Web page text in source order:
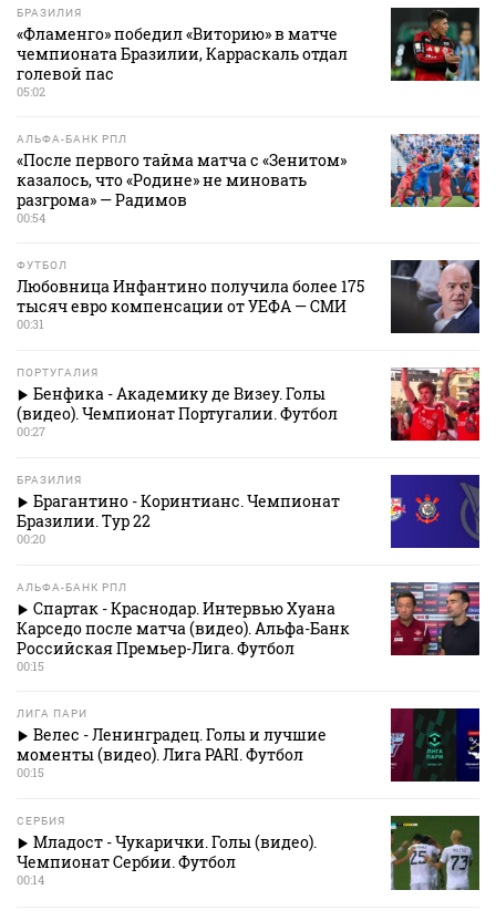
БРАЗИЛИЯ
«Фламенго» победил «Виторию» в матче
чемпионата Бразилии, Карраскаль отдал
голевой пас
05:02
АЛЬФА-БАНК РПЛ
«После первого тайма матча с «Зенитом»
казалось, что «Родине» не миновать
разгрома» — Радимов
00:54
ФУТБОЛ
Любовница Инфантино получила более 175
тысяч евро компенсации от УЕФА — СМИ
00:31
ПОРТУГАЛИЯ
Бенфика - Академику де Визеу. Голы
(видео). Чемпионат Португалии. Футбол
00:27
БРАЗИЛИЯ
Брагантино - Коринтианс. Чемпионат
Бразилии. Тур 22
00:20
АЛЬФА-БАНК РПЛ
Спартак - Краснодар. Интервью Хуана
Карседо после матча (видео). Альфа-Банк
Российская Премьер-Лига. Футбол
00:15
ЛИГА ПАРИ
Велес - Ленинградец. Голы и лучшие
моменты (видео). Лига PARI. Футбол
00:15
СЕРБИЯ
Младост - Чукарички. Голы (видео).
Чемпионат Сербии. Футбол
00:14